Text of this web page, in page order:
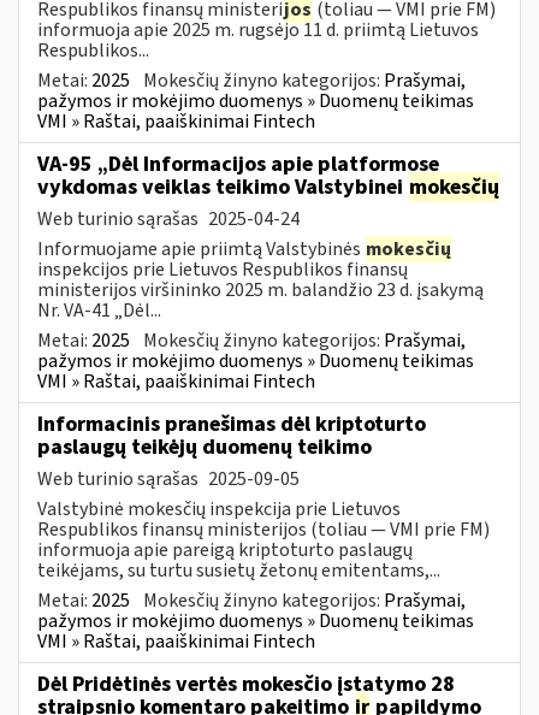
Respublikos finansų ministerijos (toliau — VMI prie FM)
informuoja apie 2025 m. rugsėjo 11 d. priimtą Lietuvos
Respublikos...
Metai: 2025 Mokesčių žinyno kategorijos: Prašymai,
pažymos ir mokėjimo duomenys » Duomenų teikimas
VMI » Raštai, paaiškinimai Fintech
VA-95 „Dėl Informacijos apie platformose
vykdomas veiklas teikimo Valstybinei mokesčių
Web turinio sąrašas 2025-04-24
Informuojame apie priimtą Valstybinės mokesčių
inspekcijos prie Lietuvos Respublikos finansų
ministerijos viršininko 2025 m. balandžio 23 d. įsakymą
Nr. VA-41 „Dėl...
Metai: 2025 Mokesčių žinyno kategorijos: Prašymai,
pažymos ir mokėjimo duomenys » Duomenų teikimas
VMI » Raštai, paaiškinimai Fintech
Informacinis pranešimas dėl kriptoturto
paslaugų teikėjų duomenų teikimo
Web turinio sąrašas 2025-09-05
Valstybinė mokesčių inspekcija prie Lietuvos
Respublikos finansų ministerijos (toliau — VMI prie FM)
informuoja apie pareigą kriptoturto paslaugų
teikėjams, su turtu susietų žetonų emitentams,...
Metai: 2025 Mokesčių žinyno kategorijos: Prašymai,
pažymos ir mokėjimo duomenys » Duomenų teikimas
VMI » Raštai, paaiškinimai Fintech
Dėl Pridėtinės vertės mokesčio įstatymo 28
straipsnio komentaro pakeitimo ir papildymo